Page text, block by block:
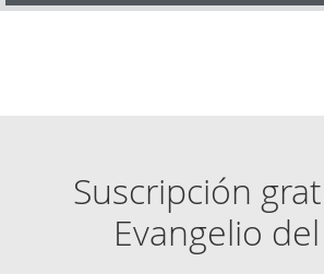
Suscripción
Evangelio